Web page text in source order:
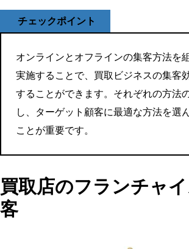
チェックポイント
オンラインとオフラインの集客方法を
実施することで、買取ビジネスの集客
することができます。それぞれの方法
し、ターゲット顧客に最適な方法を選
ことが重要です。
買取店のフランチャ
客